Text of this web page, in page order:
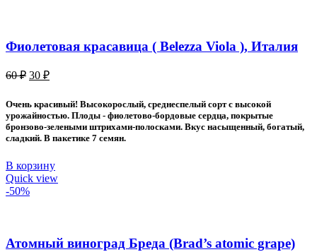
Фиолетовая красавица ( Belezza Viola ), Италия
60₽ Первоначальная
60 ₽.
30 ₽Текущая
30 ₽.
Очень красивый! Высокорослый, среднеспелый сорт с высокой
урожайностью. Плоды - фиолетово-бордовые сердца, покрытые
бронзово-зелеными штрихами-полосками. Вкус насыщенный, богатый,
сладкий. В пакетике 7 семян.
В корзину
Quick view
-50%
Атомный виноград Бреда (Brad’s atomic grape)